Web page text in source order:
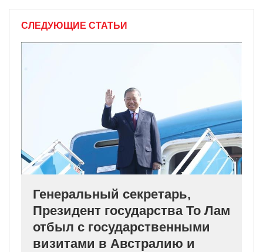
СЛЕДУЮЩИЕ СТАТЬИ
Генеральный секретарь,
Президент государства То Лам
отбыл с государственными
визитами в Австралию и